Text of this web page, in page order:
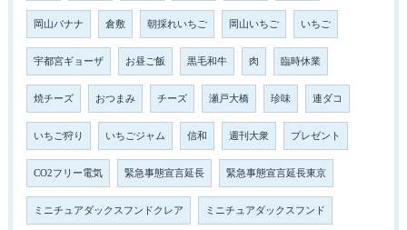
岡山バナナ 倉敷 朝採れいちご 岡山いちご いちご
宇都宮ギョーザ お昼ご飯 黒毛和牛 肉 臨時休業
焼チーズ おつまみ チーズ 瀬戸大橋 珍味 連ダコ
いちご狩り いちごジャム 信和 週刊大衆 プレゼント
CO2フリー電気 緊急事態宣言延長 緊急事態宣言延長東京
ミニチュアダックスフンドクレア ミニチュアダックスフンド